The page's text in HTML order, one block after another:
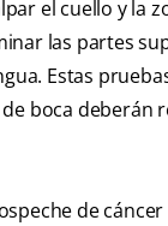
el cuello y la
las partes
Estas
boca deberán
de